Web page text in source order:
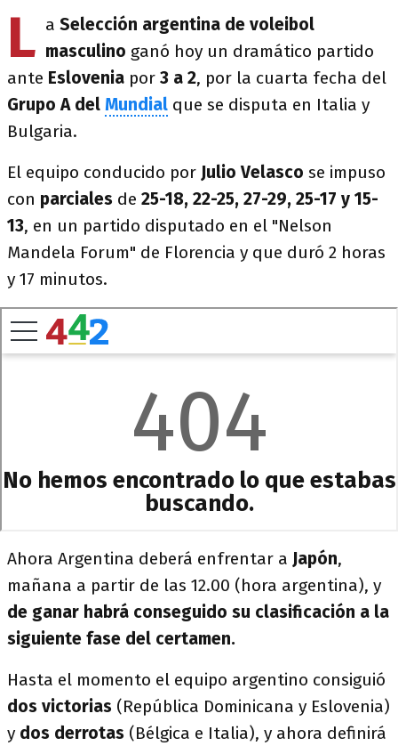
L a Selección argentina de voleibol
masculino ganó hoy un dramático partido
ante Eslovenia por 3 a 2, por la cuarta fecha del
Grupo A del Mundial que se disputa en Italia y
Bulgaria.
El equipo conducido por Julio Velasco se impuso
con parciales de 25-18, 22-25, 27-29, 25-17 y 15-
13, en un partido disputado en el "Nelson
Mandela Forum" de Florencia y que duró 2 horas
y 17 minutos.
Ahora Argentina deberá enfrentar a Japón,
mañana a partir de las 12.00 (hora argentina), y
de ganar habrá conseguido su clasificación a la
siguiente fase del certamen.
Hasta el momento el equipo argentino consiguió
dos victorias (República Dominicana y Eslovenia)
y dos derrotas (Bélgica e Italia), y ahora definirá